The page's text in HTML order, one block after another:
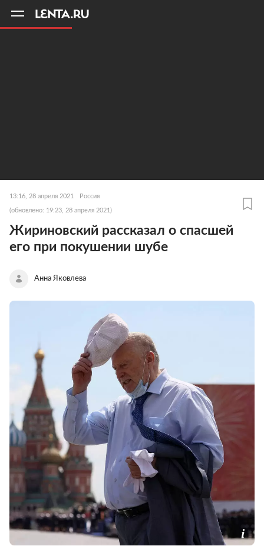
13:16, 28 апреля 2021 Россия
(обновлено: 19:23, 28 апреля 2021)
Жириновский рассказал о спасшей
его при покушении шубе
Анна Яковлева